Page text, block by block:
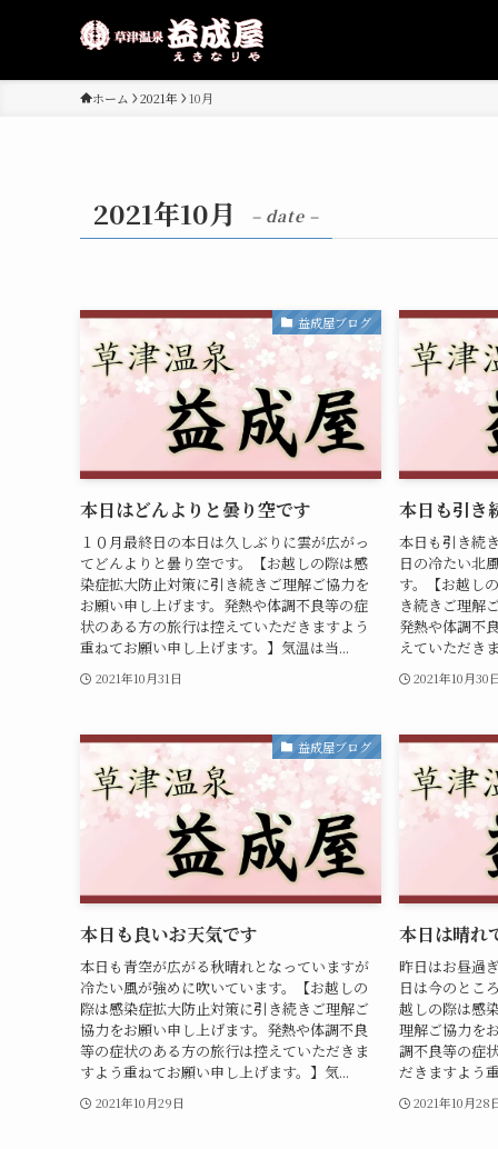
ホーム 2021年 10月
2021年10月 – date –
益成屋ブログ
本日はどんよりと曇り空です
１０月最終日の本日は久しぶりに雲が広がっ
てどんよりと曇り空です。【お越しの際は感
染症拡大防止対策に引き続きご理解ご協力を
お願い申し上げます。発熱や体調不良等の症
状のある方の旅行は控えていただきますよう
重ねてお願い申し上げます。】気温は当...
2021年10月31日
本日も引き
本日も引き続
日の冷たい北
す。【お越し
き続きご理解
発熱や体調不
えていただき
2021年10月30
益成屋ブログ
本日も良いお天気です
本日も青空が広がる秋晴れとなっていますが
冷たい風が強めに吹いています。【お越しの
際は感染症拡大防止対策に引き続きご理解ご
協力をお願い申し上げます。発熱や体調不良
等の症状のある方の旅行は控えていただきま
すよう重ねてお願い申し上げます。】気...
2021年10月29日
本日は晴れ
昨日はお昼過
日は今のとこ
越しの際は感
理解ご協力を
調不良等の症
だきますよう
2021年10月28